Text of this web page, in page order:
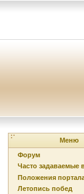
Меню
Форум
Часто задаваемые
Положения
Летопись побед